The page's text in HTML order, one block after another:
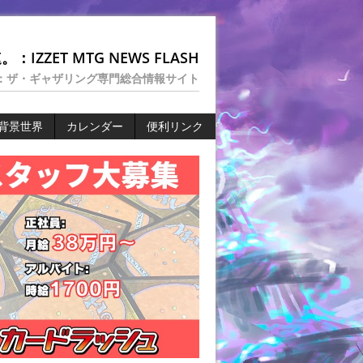
：IZZET MTG NEWS FLASH
ザ・ギャザリング専門総合情報サイト
景世界 カレンダー 便利リンク